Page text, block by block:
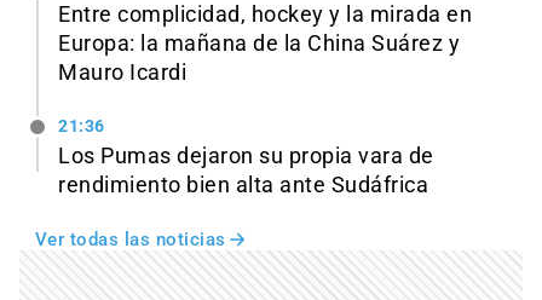
Entre complicidad, hockey y la mirada en
Europa: la mañana de la China Suárez y
Mauro Icardi
21:36
Los Pumas dejaron su propia vara de
rendimiento bien alta ante Sudáfrica
Ver todas las noticias